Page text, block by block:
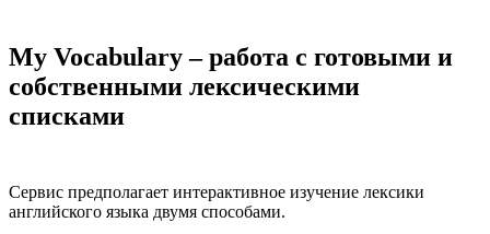
My Vocabulary – работа с готовыми и
собственными лексическими
списками
Сервис предполагает интерактивное изучение лексики
английского языка двумя способами.